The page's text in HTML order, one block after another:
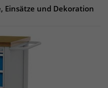
Einsätze und Dekoration
Sitzungs- und
zu berechnen und
Website für den
der Website zu
speichern